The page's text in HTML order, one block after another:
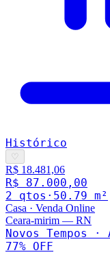
Histórico
♡
R$ 18.481,06
R$ 87.000,00
2 qtos · 50.79 m²
Casa · Venda Online
Ceara-mirim — RN
Novos Tempos ·
77% OFF